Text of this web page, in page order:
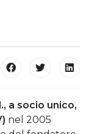
a socio unico,
nel 2005